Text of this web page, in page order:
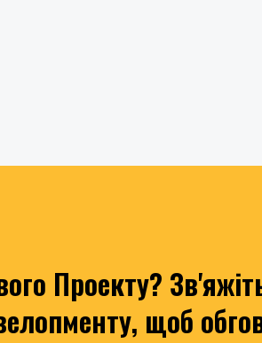
Проекту?
щоб